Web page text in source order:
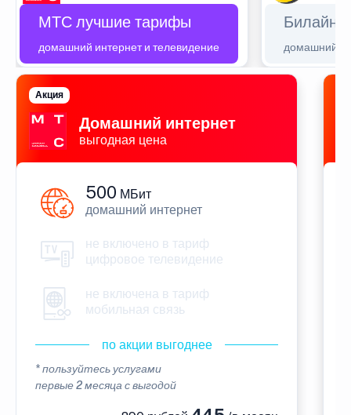
МТС лучшие тарифы
домашний интернет и телевидение
Билайн
домашний
Домашний интернет
выгодная цена
Акция
500 МБит
домашний интернет
не включено в тариф
цифровое телевидение
не включена в тариф
мобильная связь
по акции выгоднее
* пользуйтесь услугами
первые 2 месяца с выгодой